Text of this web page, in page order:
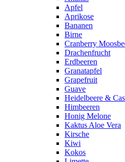
Apfel
Aprikose
Bananen
Birne
Cranberry
Drachenfrucht
Erdbeeren
Granatapfel
Grapefruit
Guave
Heidelbeere &
Himbeeren
Honig Melone
Kaktus Aloe Vera
Kirsche
Kiwi
Kokos